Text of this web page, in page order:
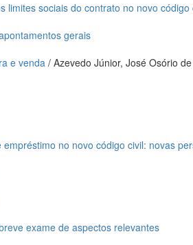
limites sociais do contrato no novo
gerais
e venda / Azevedo Júnior, José Osório de
no novo código civil: novas
exame de aspectos relevantes